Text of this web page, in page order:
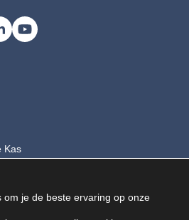
YouTube
Kas
om je de beste ervaring op onze